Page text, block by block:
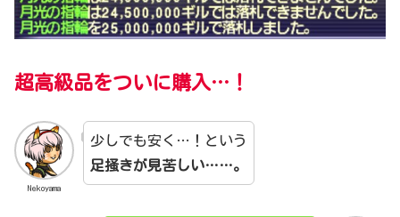
超高級品をついに購入…！
Nekoyama
少しでも安く…！という
足掻きが見苦しい……。